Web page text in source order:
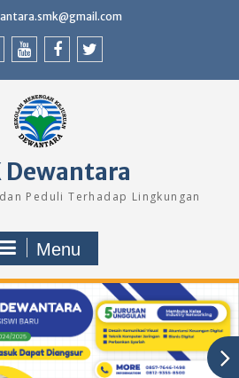
Dewantara
Peduli Terhadap Lingkungan
Menu